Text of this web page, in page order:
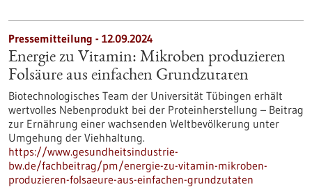
Pressemitteilung - 12.09.2024
Energie zu Vitamin: Mikroben produzieren
Folsäure aus einfachen Grundzutaten
Biotechnologisches Team der Universität Tübingen erhält
wertvolles Nebenprodukt bei der Proteinherstellung – Beitrag
zur Ernährung einer wachsenden Weltbevölkerung unter
Umgehung der Viehhaltung.
https://www.gesundheitsindustrie-
bw.de/fachbeitrag/pm/energie-zu-vitamin-mikroben-
produzieren-folsaeure-aus-einfachen-grundzutaten